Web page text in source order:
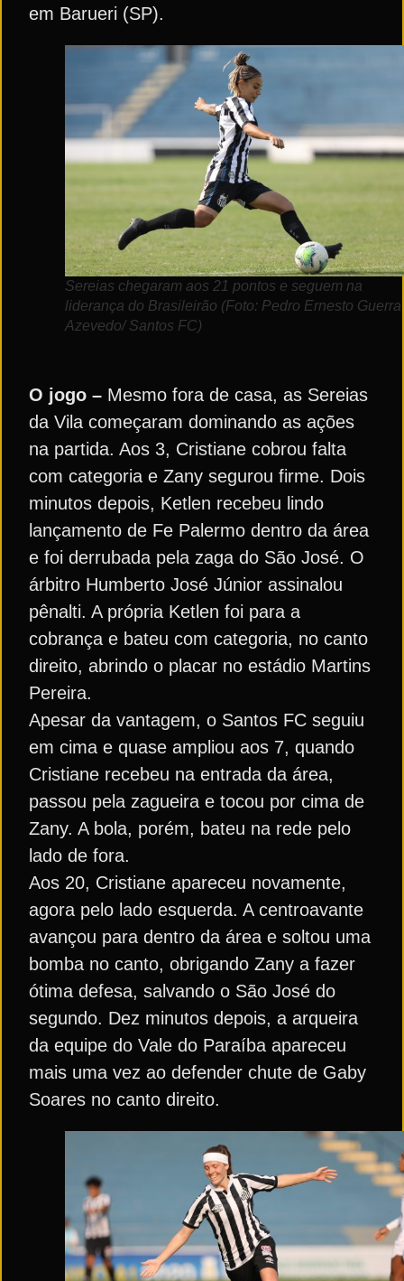
em Barueri (SP).
Sereias chegaram aos 21 pontos e seguem na
liderança do Brasileirão (Foto: Pedro Ernesto Guerra
Azevedo/ Santos FC)
O jogo – Mesmo fora de casa, as Sereias
da Vila começaram dominando as ações
na partida. Aos 3, Cristiane cobrou falta
com categoria e Zany segurou firme. Dois
minutos depois, Ketlen recebeu lindo
lançamento de Fe Palermo dentro da área
e foi derrubada pela zaga do São José. O
árbitro Humberto José Júnior assinalou
pênalti. A própria Ketlen foi para a
cobrança e bateu com categoria, no canto
direito, abrindo o placar no estádio Martins
Pereira.
Apesar da vantagem, o Santos FC seguiu
em cima e quase ampliou aos 7, quando
Cristiane recebeu na entrada da área,
passou pela zagueira e tocou por cima de
Zany. A bola, porém, bateu na rede pelo
lado de fora.
Aos 20, Cristiane apareceu novamente,
agora pelo lado esquerda. A centroavante
avançou para dentro da área e soltou uma
bomba no canto, obrigando Zany a fazer
ótima defesa, salvando o São José do
segundo. Dez minutos depois, a arqueira
da equipe do Vale do Paraíba apareceu
mais uma vez ao defender chute de Gaby
Soares no canto direito.